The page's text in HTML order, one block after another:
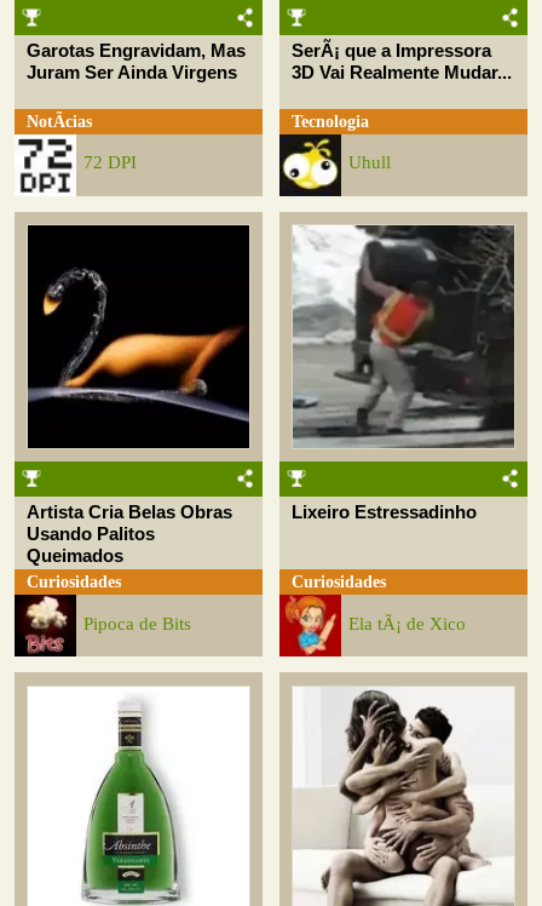
Garotas Engravidam, Mas
Juram Ser Ainda Virgens
NotÃ­cias
72 DPI
SerÃ¡ que a Impressora
3D Vai Realmente Mudar...
Tecnologia
Uhull
Artista Cria Belas Obras
Usando Palitos
Queimados
Curiosidades
Pipoca de Bits
Lixeiro Estressadinho
Curiosidades
Ela tÃ¡ de Xico